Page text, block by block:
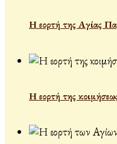
Η εορτή της Αγίας
Η εορτή της